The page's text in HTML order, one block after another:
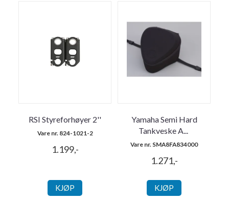
RSI Styreforhøyer 2''
Vare nr. 824-1021-2
1.199,-
KJØP
Yamaha Semi Hard
Tankveske A...
Vare nr. SMA8FA834000
1.271,-
KJØP